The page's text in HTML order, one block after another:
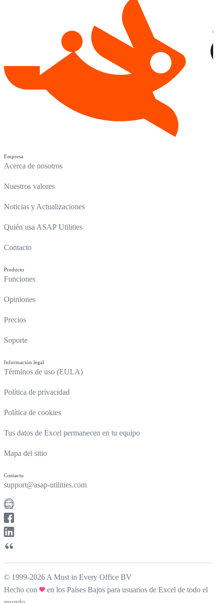
Empresa
Acerca de nosotros
Nuestros valores
Noticias y Actualizaciones
Quién usa ASAP Utilities
Contacto
Producto
Funciones
Opiniones
Precios
Soporte
Información legal
Términos de uso (EULA)
Política de privacidad
Política de cookies
Tus datos de Excel permanecen en tu equipo
Mapa del sitio
Contacto
support@asap-utilities.com
© 1999-2026 A Must in Every Office BV
Hecho con
en los Países Bajos para usuarios de Excel de todo el